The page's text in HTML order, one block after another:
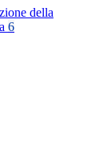
della
6